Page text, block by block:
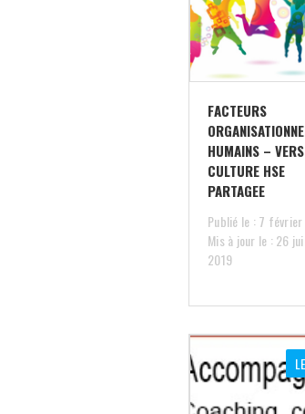
FACTEURS
HUMAINS –
CULTURE HSE
PARTAGEE
Publié le : 7 février
Mis à jour le : 26
2019